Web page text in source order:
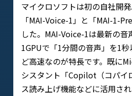
マイクロソフトは初の自社開
「MAI-Voice-1」と「MAI-1-
した。MAI-Voice-1は最新の音
1GPUで「1分間の音声」を1
ど高速なのが特長です。既に
シスタント「Copilot（コパイ
ス読み上げ機能などに活用さ